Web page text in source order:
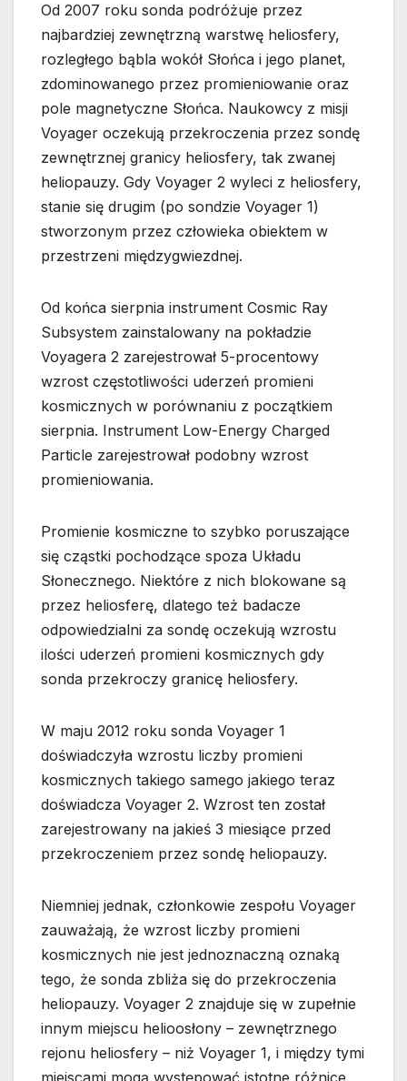
Od 2007 roku sonda podróżuje przez
najbardziej zewnętrzną warstwę heliosfery,
rozległego bąbla wokół Słońca i jego planet,
zdominowanego przez promieniowanie oraz
pole magnetyczne Słońca. Naukowcy z misji
Voyager oczekują przekroczenia przez sondę
zewnętrznej granicy heliosfery, tak zwanej
heliopauzy. Gdy Voyager 2 wyleci z heliosfery,
stanie się drugim (po sondzie Voyager 1)
stworzonym przez człowieka obiektem w
przestrzeni międzygwiezdnej.
Od końca sierpnia instrument Cosmic Ray
Subsystem zainstalowany na pokładzie
Voyagera 2 zarejestrował 5-procentowy
wzrost częstotliwości uderzeń promieni
kosmicznych w porównaniu z początkiem
sierpnia. Instrument Low-Energy Charged
Particle zarejestrował podobny wzrost
promieniowania.
Promienie kosmiczne to szybko poruszające
się cząstki pochodzące spoza Układu
Słonecznego. Niektóre z nich blokowane są
przez heliosferę, dlatego też badacze
odpowiedzialni za sondę oczekują wzrostu
ilości uderzeń promieni kosmicznych gdy
sonda przekroczy granicę heliosfery.
W maju 2012 roku sonda Voyager 1
doświadczyła wzrostu liczby promieni
kosmicznych takiego samego jakiego teraz
doświadcza Voyager 2. Wzrost ten został
zarejestrowany na jakieś 3 miesiące przed
przekroczeniem przez sondę heliopauzy.
Niemniej jednak, członkowie zespołu Voyager
zauważają, że wzrost liczby promieni
kosmicznych nie jest jednoznaczną oznaką
tego, że sonda zbliża się do przekroczenia
heliopauzy. Voyager 2 znajduje się w zupełnie
innym miejscu helioosłony – zewnętrznego
rejonu heliosfery – niż Voyager 1, i między tymi